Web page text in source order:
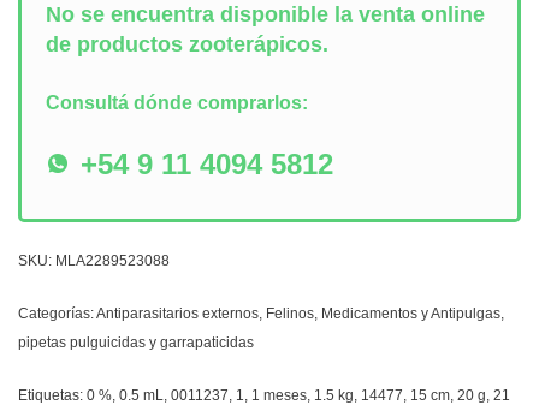
No se encuentra disponible la venta online
de productos zooterápicos.
Consultá dónde comprarlos:
+54 9 11 4094 5812
SKU: MLA2289523088
Categorías:Antiparasitarios externos Felinos Medicamentos y Antipulgas
pipetas pulguicidas y garrapaticidas
Etiquetas: 0 % 0.5 mL 0011237 1 1 meses 1.5 kg 14477 15 cm 20 g 21